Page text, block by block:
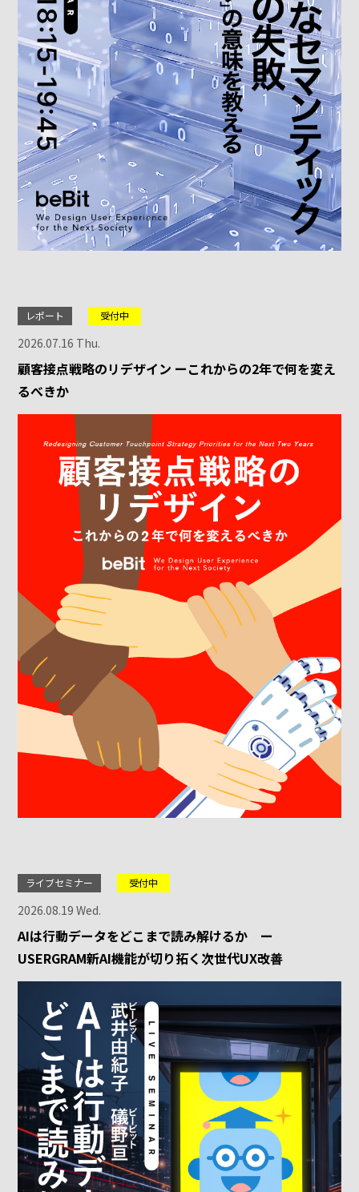
レポート 受付中
2026.07.16 Thu.
顧客接点戦略のリデザイン ーこれからの2年で何を変え
るべきか
ライブセミナー 受付中
2026.08.19 Wed.
AIは行動データをどこまで読み解けるか ー
USERGRAM新AI機能が切り拓く次世代UX改善